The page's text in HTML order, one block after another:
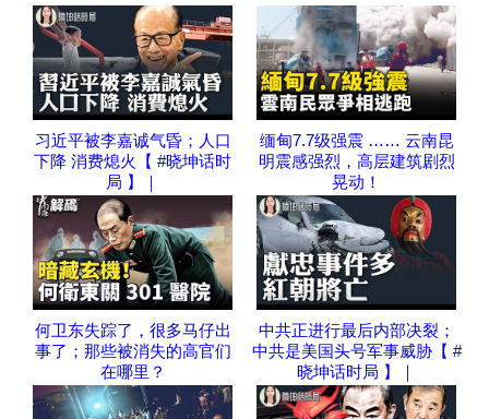
习近平被李嘉诚气昏；人口
下降 消费熄火【 #晓坤话时
局 】｜
缅甸7.7级强震 …… 云南昆
明震感强烈，高层建筑剧烈
晃动！
何卫东失踪了，很多马仔出
事了；那些被消失的高官们
在哪里？
中共正进行最后内部决裂；
中共是美国头号军事威胁【 #
晓坤话时局 】｜